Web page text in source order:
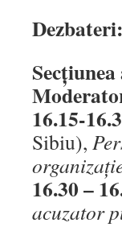
16.15-
Sibiu),
16.30 –
acuzator